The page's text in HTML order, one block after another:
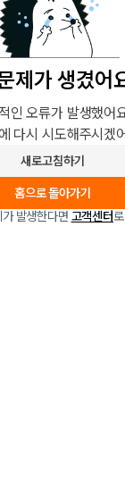
제가 생겼어
인 오류가 발생했어
다시 시도해주시겠
새로고침하기
홈으로 돌아가기
발생한다면 고객센터